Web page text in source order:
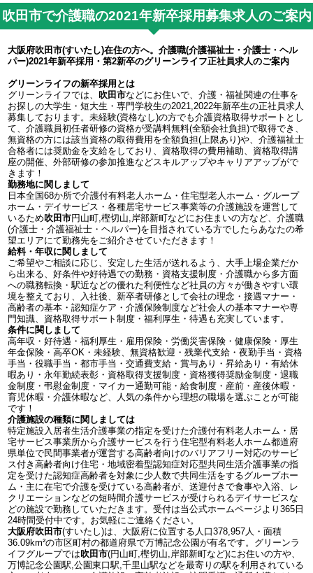
吹田市で介護職の2021年新卒採用募集求人のご案内
大阪府吹田市(すいたし)在住の方へ。介護職(介護福祉士・介護士・ヘル
パー)2021年新卒採用・第2新卒のグリーンライフ正社員求人のご案内
グリーンライフの新卒採用とは
グリーンライフでは、 吹田市などにお住いで、介護・福祉関連の仕事を
お探しの大学生・短大生・専門学校生の2021,2022年新卒生の正社員求人
募集しております。未経験(資格なし)の方でも介護資格取得サポートとし
て、介護職員初任者研修の資格が受講料無料(全額会社負担)で取得でき、
無資格の方には該当資格の取得費用を全額負担(上限あり)や、介護福祉士
合格者には奨励金を支給をしており、資格取得の費用補助、資格取得講
座の開催、外部研修の参加推進などスキルアップやキャリアアップがで
きます！
勤務地に関しまして
日本全国68か所で介護付有料老人ホーム・住宅型老人ホーム・グループ
ホーム・デイサービス・各種居宅サービス事業等の介護施設を運営して
いるため吹田市円山町,樫切山,岸部新町などにお住まいの方など、介護職
(介護士・介護福祉士・ヘルパー)を目指されている方でしたらあなたの希
望エリアにて勤務先をご紹介させていただきます！
給料・年収に関しまして
ご希望やご相談に応じ、安定した生活が送れるよう、大手上場企業だか
ら出来る、好条件や好待遇での勤務・資格支援制度・介護職から多方面
への職務転換・駅近などの優れた利便性など社員の方々が働きやすい環
境を整えており、入社後、新卒者研修として会社の理念・接遇マナー・
高齢者の基本・認知症ケア・介護保険制度など社会人の基本マナーや専
門知識、資格取得サポート制度・福利厚生・待遇も充実しています。
条件に関しまして
高年収・好待遇・福利厚生・雇用保険・労働災害保険・健康保険・厚生
年金保険・高卒OK・未経験、無資格歓迎・残業代支給・夜勤手当・資格
手当・役職手当・都市手当・交通費支給・賞与あり・昇給あり・有給休
暇あり・永年勤続表彰・資格取得支援制度・資格獲得奨励金制度・退職
金制度・弔慰金制度・マイカー通勤可能・給食制度・産前・産後休暇・
育児休暇・介護休暇など、人気の条件から理想の職場を選ぶことが可能
です！
介護施設の種類に関しましては
特定施設入居者生活介護事業の指定を受けた介護付有料老人ホーム・居
宅サービス事業所から介護サービスを行う住宅型有料老人ホーム都道府
県単位で民間事業者が運営する高齢者向けのバリアフリー対応のサービ
ス付き高齢者向け住宅・地域密着型認知症対応型共同生活介護事業の指
定を受けた認知症高齢者を対象に少人数で共同生活をするグループホー
ム・主に在宅で介護を受けている高齢者が、送迎付きで食事や入浴、レ
クリエーションなどの短時間介護サービスが受けられるデイサービスな
どの施設で勤務していただきます。受付は当公式ホームページより365日
24時間受付中です。お気軽にご連絡ください。
大阪府吹田市(すいたし)は、大阪府に位置する人口378,957人・面積
36.09km²の市区町村の都道府県で万博記念公園が有名です。グリーンラ
イフグループでは吹田市(円山町,樫切山,岸部新町など)にお住いの方や、
万博記念公園駅,公園東口駅,千里山駅などを最寄りの駅を利用されている